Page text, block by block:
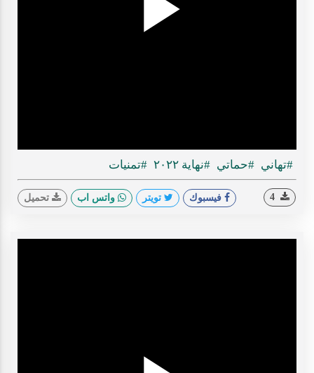
Play
#تهاني #حماتي #نهاية ٢٠٢٢ #تمنيات
فيسبوك تويتر واتس اب تحميل